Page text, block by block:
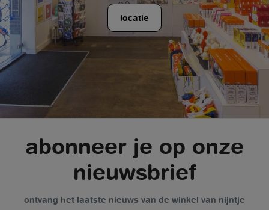
locatie
abonneer je op onze
nieuwsbrief
ontvang het laatste nieuws van de winkel van nijntje